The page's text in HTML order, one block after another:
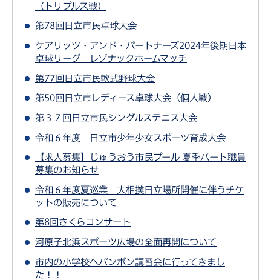
（トリプルス戦）
第78回日立市民卓球大会
ケアリッツ・アンド・パートナーズ2024年後期日本
卓球リーグ レゾナックホームマッチ
第77回日立市民軟式野球大会
第50回日立市レディース卓球大会（個人戦）
第３７回日立市民シングルステニス大会
令和６年度 日立市少年少女スポーツ育成大会
【求人募集】じゅうおう市民プール 夏季パート職員
募集のお知らせ
令和６年度夏巡業 大相撲日立場所開催に伴うチケ
ットの販売について
第8回さくらコンサート
河原⼦北浜スポーツ広場の全⾯再開について
市内の小学校へパンポン講習会に行ってきまし
た！！